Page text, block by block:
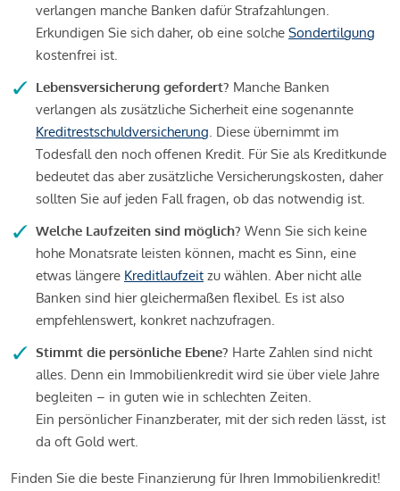
verlangen manche Banken dafür Strafzahlungen.
Erkundigen Sie sich daher, ob eine solche Sondertilgung
kostenfrei ist.
Lebensversicherung gefordert? Manche Banken
verlangen als zusätzliche Sicherheit eine sogenannte
Kreditrestschuldversicherung. Diese übernimmt im
Todesfall den noch offenen Kredit. Für Sie als Kreditkunde
bedeutet das aber zusätzliche Versicherungskosten, daher
sollten Sie auf jeden Fall fragen, ob das notwendig ist.
Welche Laufzeiten sind möglich? Wenn Sie sich keine
hohe Monatsrate leisten können, macht es Sinn, eine
etwas längere Kreditlaufzeit zu wählen. Aber nicht alle
Banken sind hier gleichermaßen flexibel. Es ist also
empfehlenswert, konkret nachzufragen.
Stimmt die persönliche Ebene? Harte Zahlen sind nicht
alles. Denn ein Immobilienkredit wird sie über viele Jahre
begleiten – in guten wie in schlechten Zeiten.
Ein persönlicher Finanzberater, mit der sich reden lässt, ist
da oft Gold wert.
Finden Sie die beste Finanzierung für Ihren Immobilienkredit!